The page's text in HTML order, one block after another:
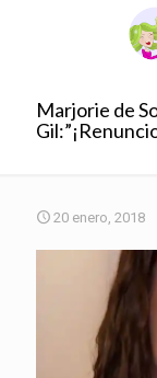
Marjorie de
20 enero, 2018